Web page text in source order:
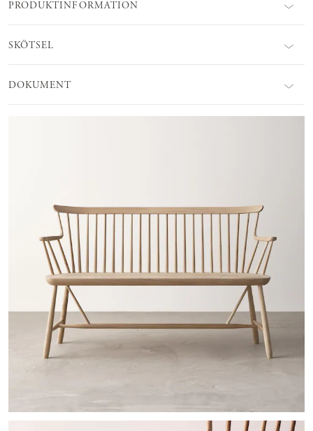
PRODUKTINFORMATION
SKÖTSEL
DOKUMENT